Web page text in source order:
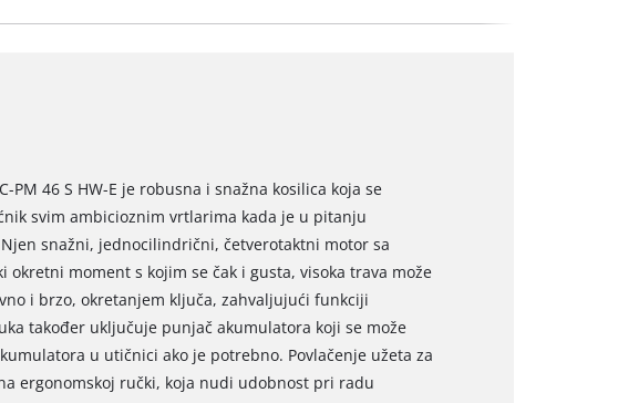
PM 46 S HW-E je robusna i snažna kosilica koja se
svim ambicioznim vrtlarima kada je u pitanju
snažni, jednocilindrični, četverotaktni motor sa
moment s kojim se čak i gusta, visoka trava može
i brzo, okretanjem ključa, zahvaljujući funkciji
također uključuje punjač akumulatora koji se može
u utičnici ako je potrebno. Povlačenje užeta za
ergonomskoj ručki, koja nudi udobnost pri radu